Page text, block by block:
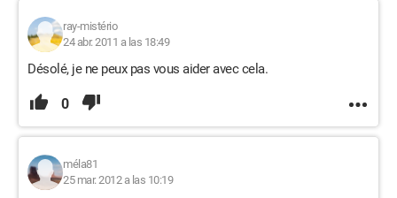
ray-mistério
24 abr. 2011 a las 18:49
Désolé, je ne peux pas vous aider avec cela.
0
méla81
25 mar. 2012 a las 10:19